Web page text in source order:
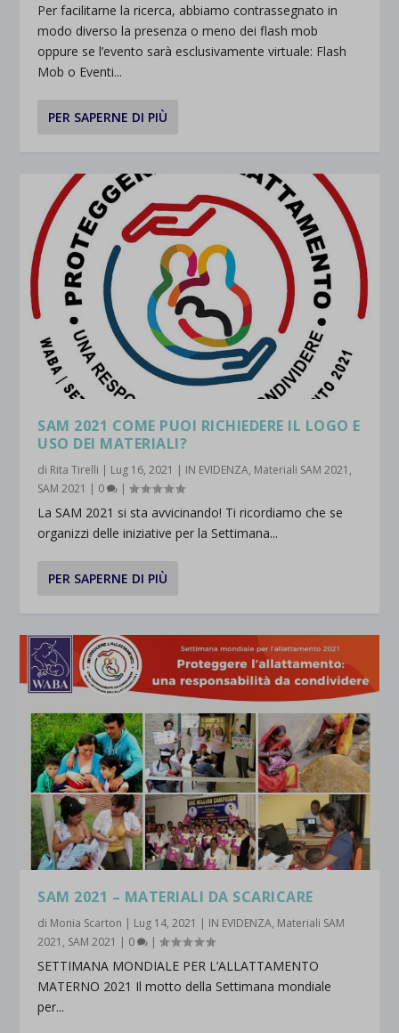
Per facilitarne la ricerca, abbiamo contrassegnato in
modo diverso la presenza o meno dei flash mob
oppure se l’evento sarà esclusivamente virtuale: Flash
Mob o Eventi...
PER SAPERNE DI PIÙ
SAM 2021 COME PUOI RICHIEDERE IL LOGO E
USO DEI MATERIALI?
di Rita Tirelli | Lug 16, 2021 | IN EVIDENZA, Materiali SAM 2021 ,
SAM 2021 | 0 |
La SAM 2021 si sta avvicinando! Ti ricordiamo che se
organizzi delle iniziative per la Settimana...
PER SAPERNE DI PIÙ
SAM 2021 – MATERIALI DA SCARICARE
di Monia Scarton | Lug 14, 2021 | IN EVIDENZA, Materiali SAM
2021 , SAM 2021 | 0 |
SETTIMANA MONDIALE PER L’ALLATTAMENTO
MATERNO 2021 Il motto della Settimana mondiale
per...